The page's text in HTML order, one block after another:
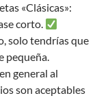
«Clásicas»:
corto.
solo tendrías que
pequeña.
general al
son aceptables